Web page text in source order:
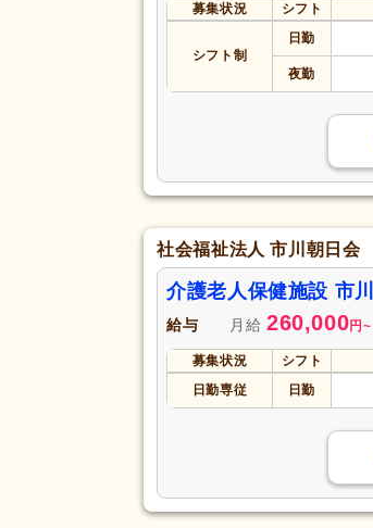
募集状況 シフト
シフト制
日勤
夜勤
社会福祉法人 市川朝日会
介護老人保健施設 市
給与 月給 260,000円~
募集状況 シフト
日勤専従
日勤